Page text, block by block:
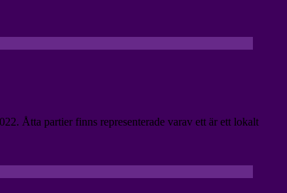
Åtta partier finns representerade varav ett är ett lokalt